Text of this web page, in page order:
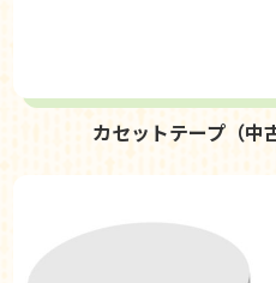
カセットテープ（中